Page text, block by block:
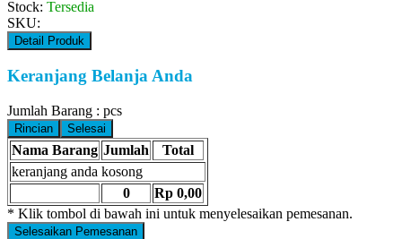
Stock: Tersedia
SKU:
Detail Produk
Keranjang Belanja Anda
Jumlah Barang : pcs
Rincian Selesai
Nama Barang Jumlah Total
0 Rp 0,00
keranjang anda kosong
* Klik tombol di bawah ini untuk menyelesaikan pemesanan.
Selesaikan Pemesanan